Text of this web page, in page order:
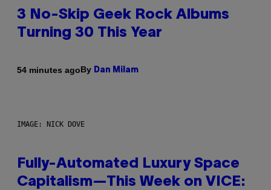
3 No-Skip Geek Rock Albums
Turning 30 This Year
54 minutes agoBy Dan Milam
IMAGE: NICK DOVE
Fully-Automated Luxury Space
Capitalism—This Week on VICE: